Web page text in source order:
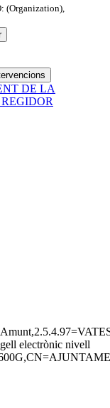
(Organization),
DE LA
electrònic nivell